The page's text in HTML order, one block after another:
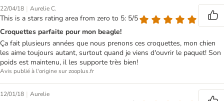
22/04/18 | Aurelie C.
This is a stars rating area from zero to 5: 5/5
Croquettes parfaite pour mon beagle!
Ça fait plusieurs années que nous prenons ces croquettes, mon chien
les aime toujours autant, surtout quand je viens d'ouvrir le paquet! Son
poids est maintenu, il les supporte très bien!
Avis publié à l'origine sur zooplus.fr
12/01/18 | Aurelie